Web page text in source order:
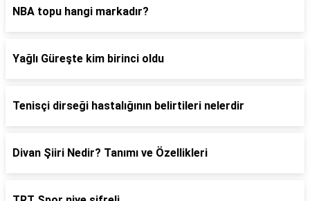
NBA topu hangi markadır?
Yağlı Güreşte kim birinci oldu
Tenisçi dirseği hastalığının belirtileri nelerdir
Divan Şiiri Nedir? Tanımı ve Özellikleri